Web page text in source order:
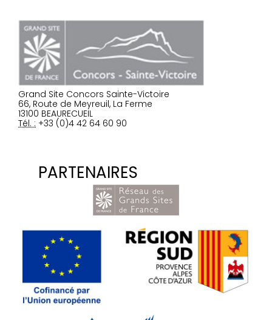
Grand Site Concors Sainte-Victoire
66, Route de Meyreuil, La Ferme
13100 BEAURECUEIL
Tél. : +33 (0)4 42 64 60 90
PARTENAIRES